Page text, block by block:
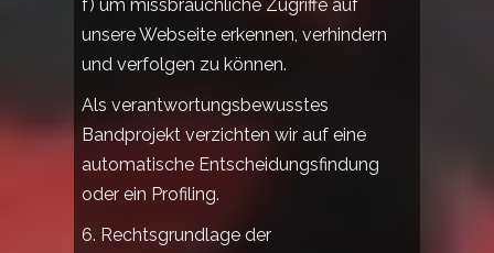
f) um missbräuchliche Zugriffe auf
unsere Webseite erkennen, verhindern
und verfolgen zu können.
Als verantwortungsbewusstes
Bandprojekt verzichten wir auf eine
automatische Entscheidungsfindung
oder ein Profiling.
6. Rechtsgrundlage der